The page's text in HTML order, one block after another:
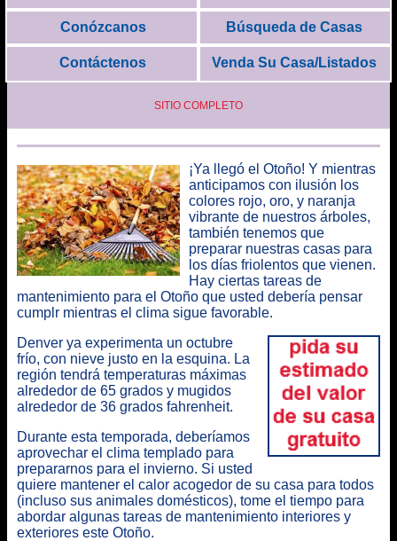
Conózcanos Búsqueda de Casas
Contáctenos Venda Su Casa/Listados
SITIO COMPLETO
¡Ya llegó el Otoño! Y mientras
anticipamos con ilusión los
colores rojo, oro, y naranja
vibrante de nuestros árboles,
tambiéntenemos que
preparar nuestras casas para
los días friolentos que vienen.
Hay ciertastareas de
mantenimiento para el Otoñoque usted debería pensar
cumplr mientras el clima sigue favorable.
Denver ya experimenta un octubre
frío, con nieve justo en la esquina. La
región tendrá temperaturas máximas
alrededor de 65 grados y mugidos
alrededor de 36 grados fahrenheit.
Durante esta temporada, deberíamos
aprovechar el clima templado para
prepararnos para el invierno. Si usted
quiere mantener el calor acogedor de su casa para todos
(incluso sus animales domésticos), tome el tiempo para
abordar algunas tareas de mantenimiento interiores y
exteriores este Otoño.